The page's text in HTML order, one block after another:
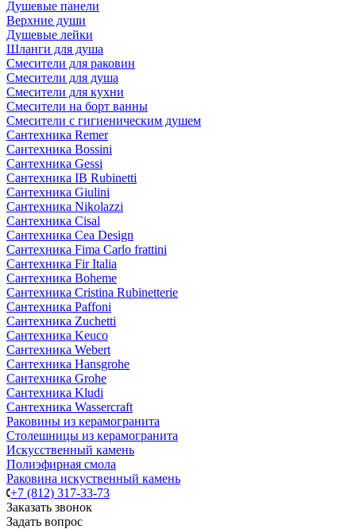
Душевые панели
Верхние души
Душевые лейки
Шланги для душа
Смесители для раковин
Смесители для душа
Смесители для кухни
Смесители на борт ванны
Смесители с гигиеническим душем
Сантехника Remer
Сантехника Bossini
Сантехника Gessi
Сантехника IB Rubinetti
Сантехника Giulini
Сантехника Nikolazzi
Сантехника Cisal
Сантехника Cea Design
Сантехника Fima Carlo frattini
Сантехника Fir Italia
Сантехника Boheme
Сантехника Cristina Rubinetterie
Сантехника Paffoni
Сантехника Zuchetti
Сантехника Keuco
Сантехника Webert
Сантехника Hansgrohe
Сантехника Grohe
Сантехника Kludi
Сантехника Wassercraft
Раковины из керамогранита
Столешницы из керамогранита
Искусственный камень
Полиэфирная смола
Раковина искуственный камень
+7 (812) 317-33-73
Заказать звонок
Задать вопрос